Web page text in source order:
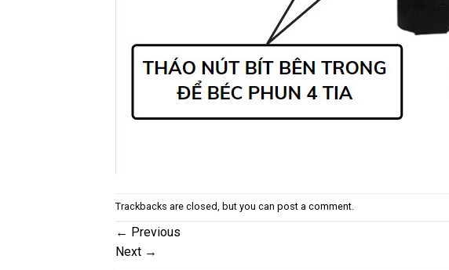
Trackbacks are closed, but you can post a comment
← Previous
Next →